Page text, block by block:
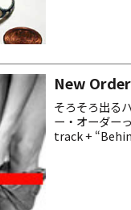
New
そろそろ出る
ー・オーダー
track +